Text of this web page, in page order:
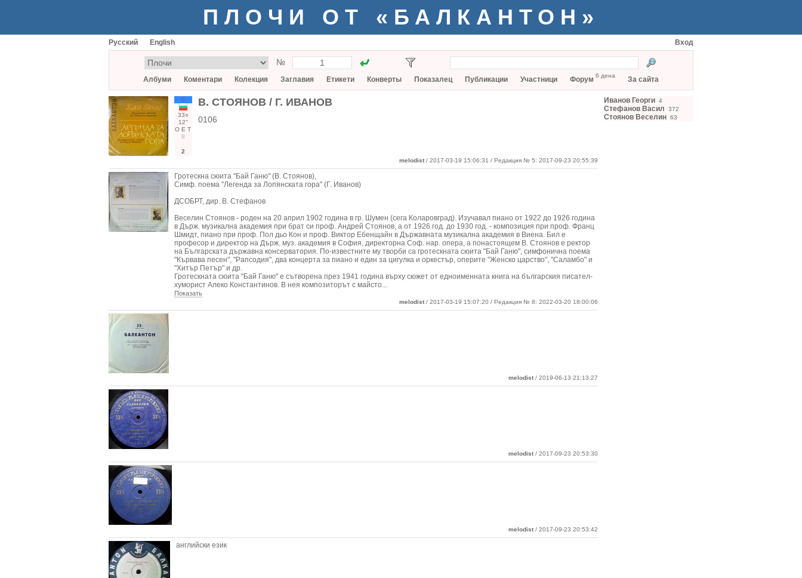
ПЛОЧИ ОТ «БАЛКАНТОН»
Русский English Вход
№
Албуми Коментари Колекция Заглавия Етикети Конверты Показалец Публикации Участници Форум 6 дена За сайта
С
33○
12"
О Е Т
8
2
В. СТОЯНОВ / Г. ИВАНОВ
0106
melodist / 2017-03-19 15:06:31 / Редакция № 5: 2017-09-23 20:55:39
Гротескна сюита "Бай Ганю" (В. Стоянов),
Симф. поема "Легенда за Лопянската гора" (Г. Иванов)
ДСОБРТ, дир. В. Стефанов
Веселин Стоянов - роден на 20 април 1902 година в гр. Шумен (сега Коларовград). Изучавал пиано от 1922 до 1926 година
в Държ. музикална академия при брат си проф. Андрей Стоянов, а от 1926 год. до 1930 год. - композиция при проф. Франц
Шмидт, пиано при проф. Пол дьо Кон и проф. Виктор Ебенщайн в Държавната музикална академия в Виена. Бил е
професор и директор на Държ. муз. академия в София, директорна Соф. нар. опера, а понастоящем В. Стоянов е ректор
на Българската държавна консерватория. По-известните му творби са гротескната сюита "Бай Ганю", симфонична поема
"Кървава песен", "Рапсодия", два концерта за пиано и един за цигулка и оркестър, оперите "Женско царство", "Саламбо" и
"Хитър Петър" и др.
Гротескната сюита "Бай Ганю" е сътворена през 1941 година върху сюжет от едноименната книга на българския писател-
хуморист Алеко Константинов. В нея композиторът с майсто...
Показать
melodist / 2017-03-19 15:07:20 / Редакция № 8: 2022-03-20 18:00:06
melodist / 2019-06-13 21:13:27
melodist / 2017-09-23 20:53:30
melodist / 2017-09-23 20:53:42
английски език
Иванов Георги 4
Стефанов Васил 372
Стоянов Веселин 63